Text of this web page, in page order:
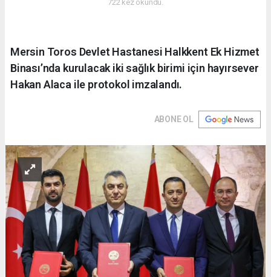
722 kez okundu.
Mersin Toros Devlet Hastanesi Halkkent Ek Hizmet
Binası’nda kurulacak iki sağlık birimi için hayırsever
Hakan Alaca ile protokol imzalandı.
ABONE OL